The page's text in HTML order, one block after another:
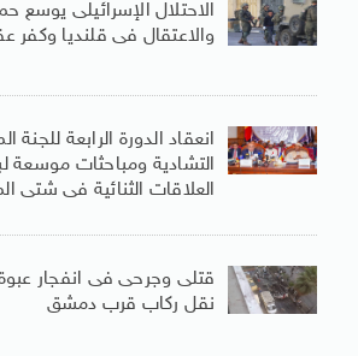
الاحتلال الإسرائيلى يوسع
والاعتقال فى قلنديا وكفر
انعقاد الدورة الرابعة للجنة
التشادية ومباحثات موسعة
العلاقات الثنائية فى شتى
قتلى وجرحى فى انفجار
نقل ركاب قرب دمشق